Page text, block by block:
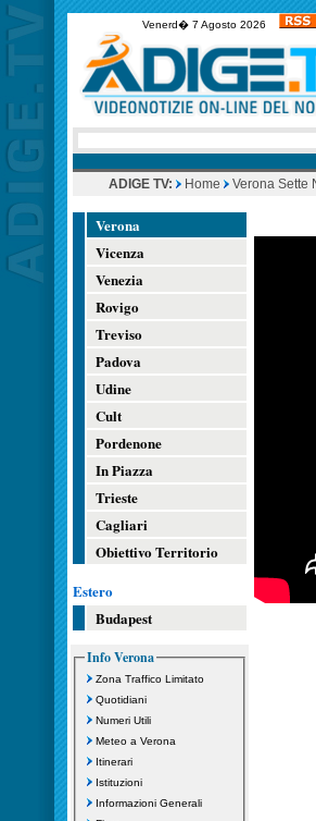
Venerd� 7 Agosto 2026
ADIGE TV: Home Verona Sette
Verona
Vicenza
Venezia
Rovigo
Treviso
Padova
Udine
Cult
Pordenone
In Piazza
Trieste
Cagliari
Obiettivo Territorio
Estero
Budapest
Info Verona
Zona Traffico Limitato
Quotidiani
Numeri Utili
Meteo a Verona
Itinerari
Istituzioni
Informazioni Generali